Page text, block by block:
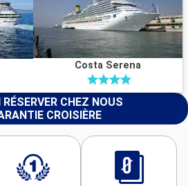
Costa Serena
RÉSERVER CHEZ NOUS
CROISIÈRE